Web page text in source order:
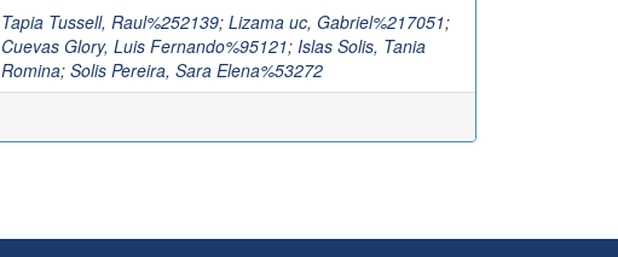
Tapia Tussell, Raul%252139; Lizama uc, Gabriel%217051;
Cuevas Glory, Luis Fernando%95121; Islas Solis, Tania
Romina; Solis Pereira, Sara Elena%53272